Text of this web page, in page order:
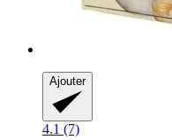
Ajouter
4.1 (7)